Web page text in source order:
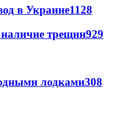
в Украине1128
трещин929
лодками308